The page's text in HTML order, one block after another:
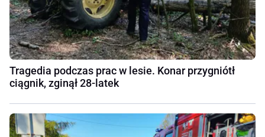
Tragedia podczas prac w lesie. Konar przygniótł
ciągnik, zginął 28-latek